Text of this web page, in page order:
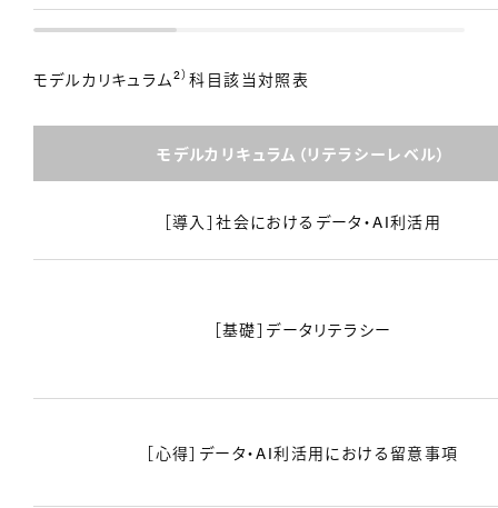
モデルカリキュラム2）科目該当対照表
モデルカリキュラム（リテラシーレベル）
［導入］社会におけるデータ・AI利活用
［基礎］データリテラシー
［心得］データ・AI利活用における留意事項